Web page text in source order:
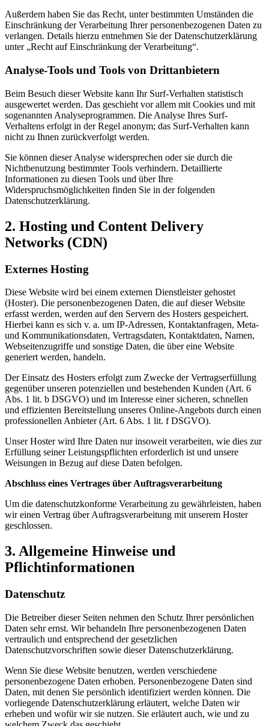
Außerdem haben Sie das Recht, unter bestimmten Umständen die
Einschränkung der Verarbeitung Ihrer personenbezogenen Daten zu
verlangen. Details hierzu entnehmen Sie der Datenschutzerklärung
unter „Recht auf Einschränkung der Verarbeitung“.
Analyse-Tools und Tools von Drittanbietern
Beim Besuch dieser Website kann Ihr Surf-Verhalten statistisch
ausgewertet werden. Das geschieht vor allem mit Cookies und mit
sogenannten Analyseprogrammen. Die Analyse Ihres Surf-
Verhaltens erfolgt in der Regel anonym; das Surf-Verhalten kann
nicht zu Ihnen zurückverfolgt werden.
Sie können dieser Analyse widersprechen oder sie durch die
Nichtbenutzung bestimmter Tools verhindern. Detaillierte
Informationen zu diesen Tools und über Ihre
Widerspruchsmöglichkeiten finden Sie in der folgenden
Datenschutzerklärung.
2. Hosting und Content Delivery
Networks (CDN)
Externes Hosting
Diese Website wird bei einem externen Dienstleister gehostet
(Hoster). Die personenbezogenen Daten, die auf dieser Website
erfasst werden, werden auf den Servern des Hosters gespeichert.
Hierbei kann es sich v. a. um IP-Adressen, Kontaktanfragen, Meta-
und Kommunikationsdaten, Vertragsdaten, Kontaktdaten, Namen,
Webseitenzugriffe und sonstige Daten, die über eine Website
generiert werden, handeln.
Der Einsatz des Hosters erfolgt zum Zwecke der Vertragserfüllung
gegenüber unseren potenziellen und bestehenden Kunden (Art. 6
Abs. 1 lit. b DSGVO) und im Interesse einer sicheren, schnellen
und effizienten Bereitstellung unseres Online-Angebots durch einen
professionellen Anbieter (Art. 6 Abs. 1 lit. f DSGVO).
Unser Hoster wird Ihre Daten nur insoweit verarbeiten, wie dies zur
Erfüllung seiner Leistungspflichten erforderlich ist und unsere
Weisungen in Bezug auf diese Daten befolgen.
Abschluss eines Vertrages über Auftragsverarbeitung
Um die datenschutzkonforme Verarbeitung zu gewährleisten, haben
wir einen Vertrag über Auftragsverarbeitung mit unserem Hoster
geschlossen.
3. Allgemeine Hinweise und
Pflichtinformationen
Datenschutz
Die Betreiber dieser Seiten nehmen den Schutz Ihrer persönlichen
Daten sehr ernst. Wir behandeln Ihre personenbezogenen Daten
vertraulich und entsprechend der gesetzlichen
Datenschutzvorschriften sowie dieser Datenschutzerklärung.
Wenn Sie diese Website benutzen, werden verschiedene
personenbezogene Daten erhoben. Personenbezogene Daten sind
Daten, mit denen Sie persönlich identifiziert werden können. Die
vorliegende Datenschutzerklärung erläutert, welche Daten wir
erheben und wofür wir sie nutzen. Sie erläutert auch, wie und zu